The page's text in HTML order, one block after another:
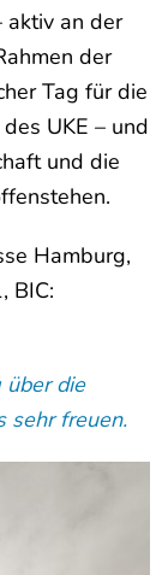
aktiv an der
der
Tag für die
UKE – und
und die
Hamburg,
BIC:
die
sehr freuen.